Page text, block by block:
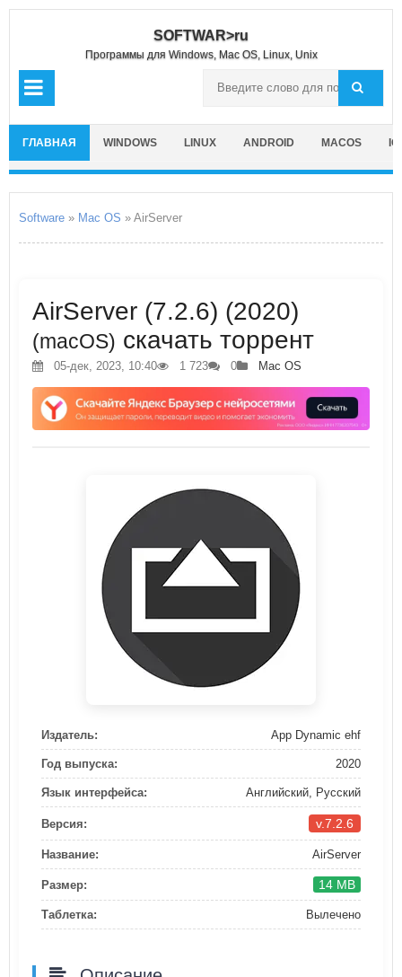
SOFTWAR>ru
Программы для Windows, Mac OS, Linux, Unix
ГЛАВНАЯ WINDOWS LINUX ANDROID MACOS
Software » Mac OS » AirServer
AirServer (7.2.6) (2020)
(macOS) скачать торрент
05-дек, 2023, 10:40 1 723 0 Mac OS
Издатель: App Dynamic ehf
Год выпуска: 2020
Язык интерфейса: Английский, Русский
Версия: v.7.2.6
Название: AirServer
Размер: 14 MB
Таблетка: Вылечено